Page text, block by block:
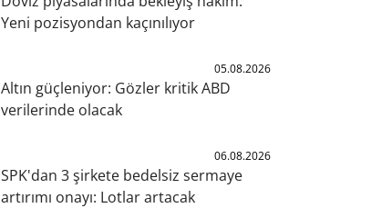
Yeni pozisyondan kaçınılıyor
05.08.2026
Altın güçleniyor: Gözler kritik ABD
verilerinde olacak
06.08.2026
SPK'dan 3 şirkete bedelsiz sermaye
artırımı onayı: Lotlar artacak